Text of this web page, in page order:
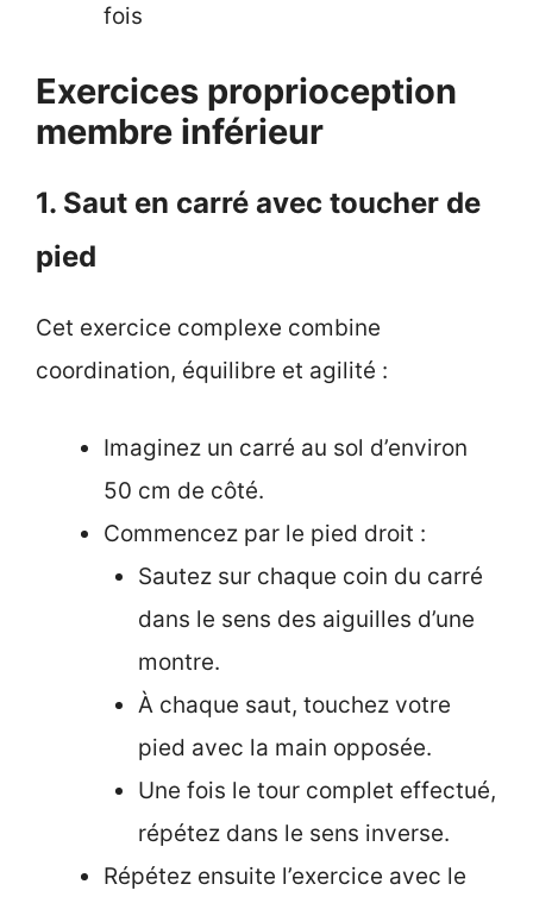
fois
Exercices proprioception
membre inférieur
1. Saut en carré avec toucher de
pied
Cet exercice complexe combine
coordination, équilibre et agilité :
Imaginez un carré au sol d’environ
50 cm de côté.
Commencez par le pied droit :
Sautez sur chaque coin du carré
dans le sens des aiguilles d’une
montre.
À chaque saut, touchez votre
pied avec la main opposée.
Une fois le tour complet effectué,
répétez dans le sens inverse.
Répétez ensuite l’exercice avec le